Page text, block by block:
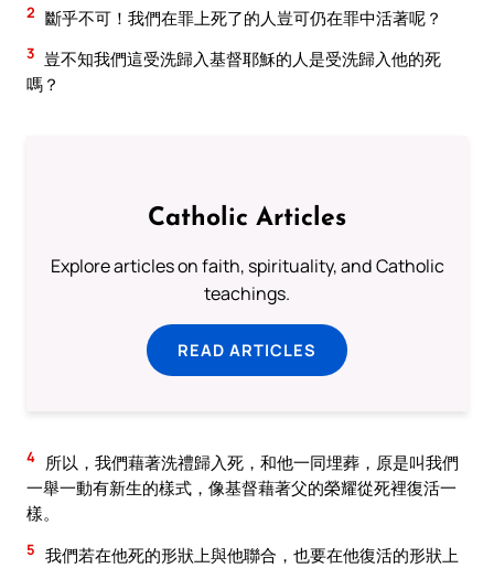
2 斷乎不可！我們在罪上死了的人豈可仍在罪中活著呢？
3 豈不知我們這受洗歸入基督耶穌的人是受洗歸入他的死
嗎？
Catholic Articles
Explore articles on faith, spirituality, and Catholic
teachings.
READ ARTICLES
4 所以，我們藉著洗禮歸入死，和他一同埋葬，原是叫我們
一舉一動有新生的樣式，像基督藉著父的榮耀從死裡復活一
樣。
5 我們若在他死的形狀上與他聯合，也要在他復活的形狀上